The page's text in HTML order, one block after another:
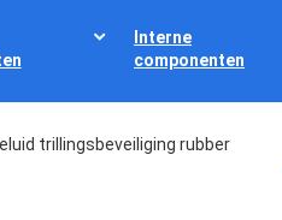
Interne
componenten
trillingsbeveiliging rubber